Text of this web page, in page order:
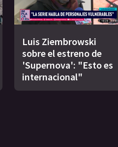
Luis Ziembrowski
sobre el estreno de
'Supernova': "Esto es
internacional"